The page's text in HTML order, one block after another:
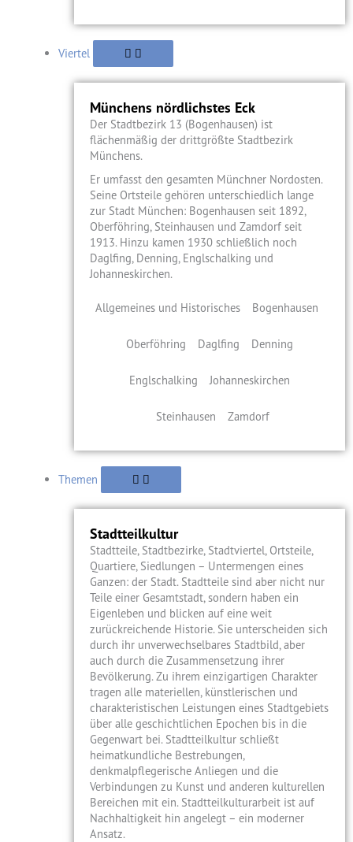
Viertel
Münchens nördlichstes Eck
Der Stadtbezirk 13 (Bogenhausen) ist
flächenmäßig der drittgrößte Stadtbezirk
Münchens.
Er umfasst den gesamten Münchner Nordosten.
Seine Ortsteile gehören unterschiedlich lange
zur Stadt München: Bogenhausen seit 1892,
Oberföhring, Steinhausen und Zamdorf seit
1913. Hinzu kamen 1930 schließlich noch
Daglfing, Denning, Englschalking und
Johanneskirchen.
Allgemeines und Historisches Bogenhausen
Oberföhring Daglfing Denning
Englschalking Johanneskirchen
Steinhausen Zamdorf
Themen
Stadtteilkultur
Stadtteile, Stadtbezirke, Stadtviertel, Ortsteile,
Quartiere, Siedlungen – Untermengen eines
Ganzen: der Stadt. Stadtteile sind aber nicht nur
Teile einer Gesamtstadt, sondern haben ein
Eigenleben und blicken auf eine weit
zurückreichende Historie. Sie unterscheiden sich
durch ihr unverwechselbares Stadtbild, aber
auch durch die Zusammensetzung ihrer
Bevölkerung. Zu ihrem einzigartigen Charakter
tragen alle materiellen, künstlerischen und
charakteristischen Leistungen eines Stadtgebiets
über alle geschichtlichen Epochen bis in die
Gegenwart bei. Stadtteilkultur schließt
heimatkundliche Bestrebungen,
denkmalpflegerische Anliegen und die
Verbindungen zu Kunst und anderen kulturellen
Bereichen mit ein. Stadtteilkulturarbeit ist auf
Nachhaltigkeit hin angelegt – ein moderner
Ansatz.